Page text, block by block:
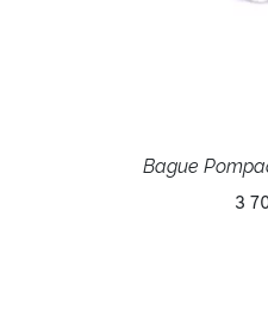
Bague
3